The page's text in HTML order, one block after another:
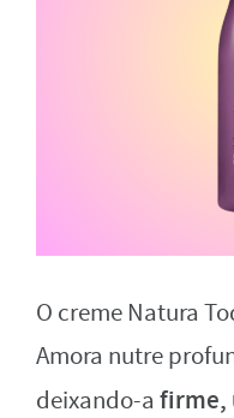
O creme Natura
Amora nutre
deixando-a firme,